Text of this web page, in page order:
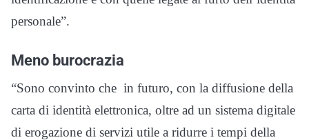
personale”.
Meno burocrazia
“Sono convinto che in futuro, con la diffusione della
carta di identità elettronica, oltre ad un sistema digitale
di erogazione di servizi utile a ridurre i tempi della